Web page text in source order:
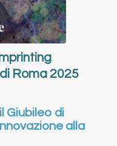
Roma 2025
Giubileo di
alla